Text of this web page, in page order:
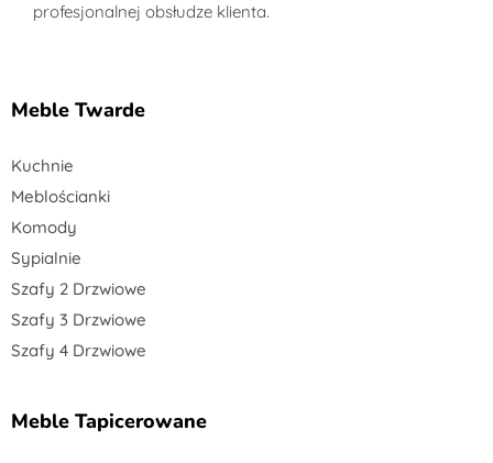
profesjonalnej obsłudze klienta.
Meble Twarde
Kuchnie
Meblościanki
Komody
Sypialnie
Szafy 2 Drzwiowe
Szafy 3 Drzwiowe
Szafy 4 Drzwiowe
Meble Tapicerowane